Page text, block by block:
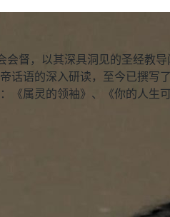
督，以其深具洞见的圣经教导
话语的深入研读，至今已撰写
属灵的领袖》、《你的人生可